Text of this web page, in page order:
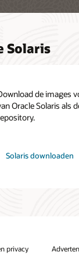
Solaris
de images
Oracle Solaris als
Solaris downloaden
privacy